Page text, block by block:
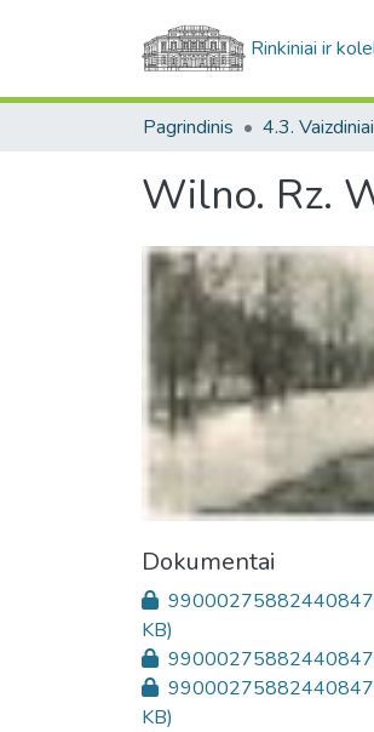
Rinkiniai ir
Pagrindinis
Wilno. Rz.
Dokumentai
KB)
KB)